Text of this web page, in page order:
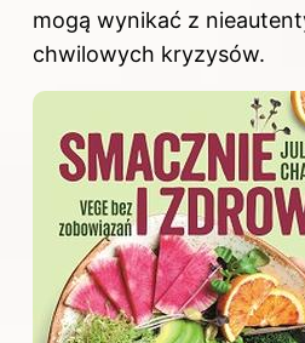
mogą wynikać z
chwilowych kryzysów.